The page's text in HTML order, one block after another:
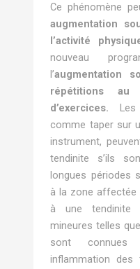
Ce phénomène
augmentation
l’activité
nouveau
l’augmentation
répétitions au
d’exercices. Les
comme taper sur
instrument,
tendinite s’ils
longues périodes
à la zone affectée
à une tendinite
mineures telles
sont connues
inflammation des